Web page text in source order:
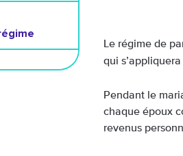
Le régime de
qui
Pendant le
chaque époux
revenus